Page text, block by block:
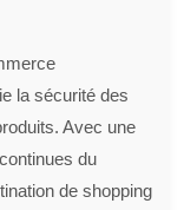
la sécurité des
Avec une
du
de shopping